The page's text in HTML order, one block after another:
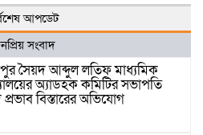
আপডেট
সংবাদ
সৈয়দ আব্দুল লতিফ মাধ্যমিক
অ্যাডহক কমিটির সভাপতি
বিস্তারের অভিযোগ